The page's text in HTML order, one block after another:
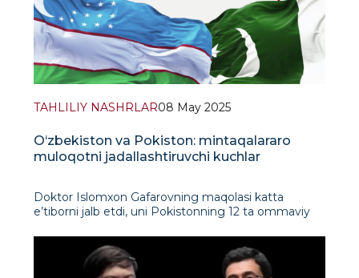
TAHLILIY NASHRLAR08 May 2025
O‘zbekiston va Pokiston: mintaqalararo
muloqotni jadallashtiruvchi kuchlar
Doktor Islomxon Gafarovning maqolasi katta
e’tiborni jalb etdi, uni Pokistonning 12 ta ommaviy
uning Markaziy va Janubiy Osiyo o‘rtasidagi
mintaqaviy aloqalar va strategik hamkorlik haqidagi
munozaralarda to